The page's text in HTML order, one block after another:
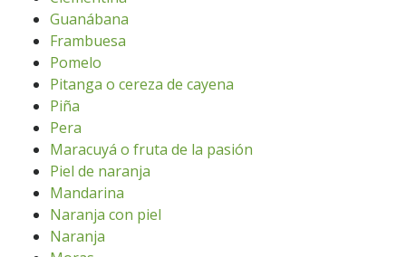
Guanábana
Frambuesa
Pomelo
Pitanga o cereza de cayena
Piña
Pera
Maracuyá o fruta de la pasión
Piel de naranja
Mandarina
Naranja con piel
Naranja